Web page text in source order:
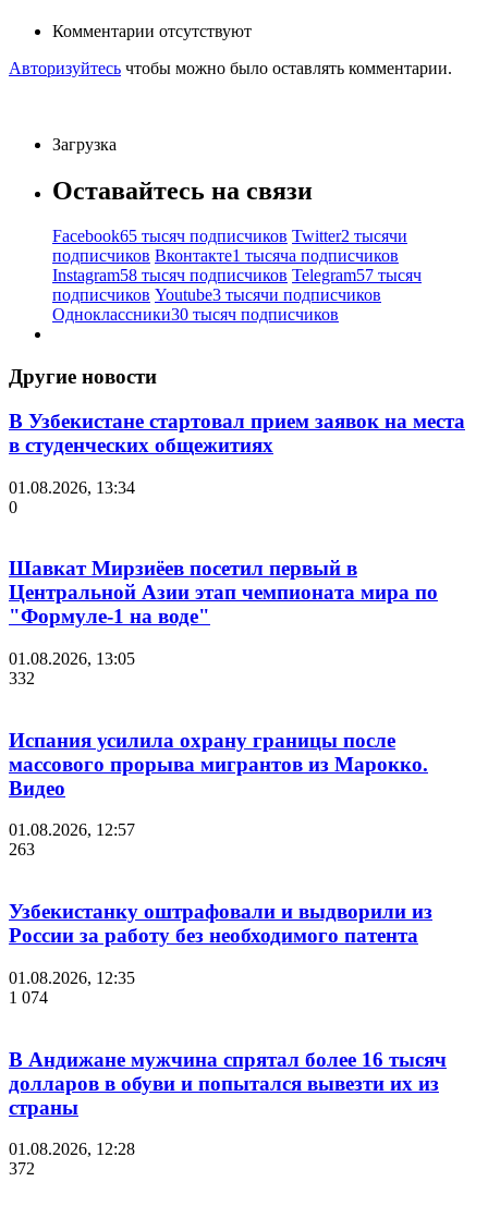
Комментарии отсутствуют
Авторизуйтесь чтобы можно было оставлять комментарии.
Загрузка
Оставайтесь на связи
Facebook65 тысяч подписчиков Twitter2 тысячи
подписчиков Вконтакте1 тысяча подписчиков
Instagram58 тысяч подписчиков Telegram57 тысяч
подписчиков Youtube3 тысячи подписчиков
Одноклассники30 тысяч подписчиков
Другие новости
В Узбекистане стартовал прием заявок на места
в студенческих общежитиях
01.08.2026, 13:34
0
Шавкат Мирзиёев посетил первый в
Центральной Азии этап чемпионата мира по
"Формуле-1 на воде"
01.08.2026, 13:05
332
Испания усилила охрану границы после
массового прорыва мигрантов из Марокко.
Видео
01.08.2026, 12:57
263
Узбекистанку оштрафовали и выдворили из
России за работу без необходимого патента
01.08.2026, 12:35
1 074
В Андижане мужчина спрятал более 16 тысяч
долларов в обуви и попытался вывезти их из
страны
01.08.2026, 12:28
372